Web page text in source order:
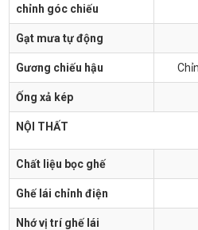
chỉnh góc chiếu
Gạt mưa tự động
Gương chiếu hậu
Ống xả kép
NỘI THẤT
Chất liệu bọc ghế
Ghế lái chỉnh điện
Nhớ vị trí ghế lái